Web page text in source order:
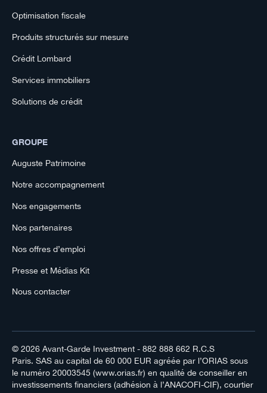
Optimisation fiscale
Produits structurés sur mesure
Crédit Lombard
Services immobiliers
Solutions de crédit
GROUPE
Auguste Patrimoine
Notre accompagnement
Nos engagements
Nos partenaires
Nos offres d’emploi
Presse et Médias Kit
Nous contacter
© 2026 Avant-Garde Investment- 882 888 662 R.C.S
Paris. SAS au capital de 60 000 EUR agréée par l’ORIAS sous
le numéro 20003545 (www.orias.fr) en qualité de conseiller en
investissements financiers (adhésion à l’ANACOFI-CIF), courtier